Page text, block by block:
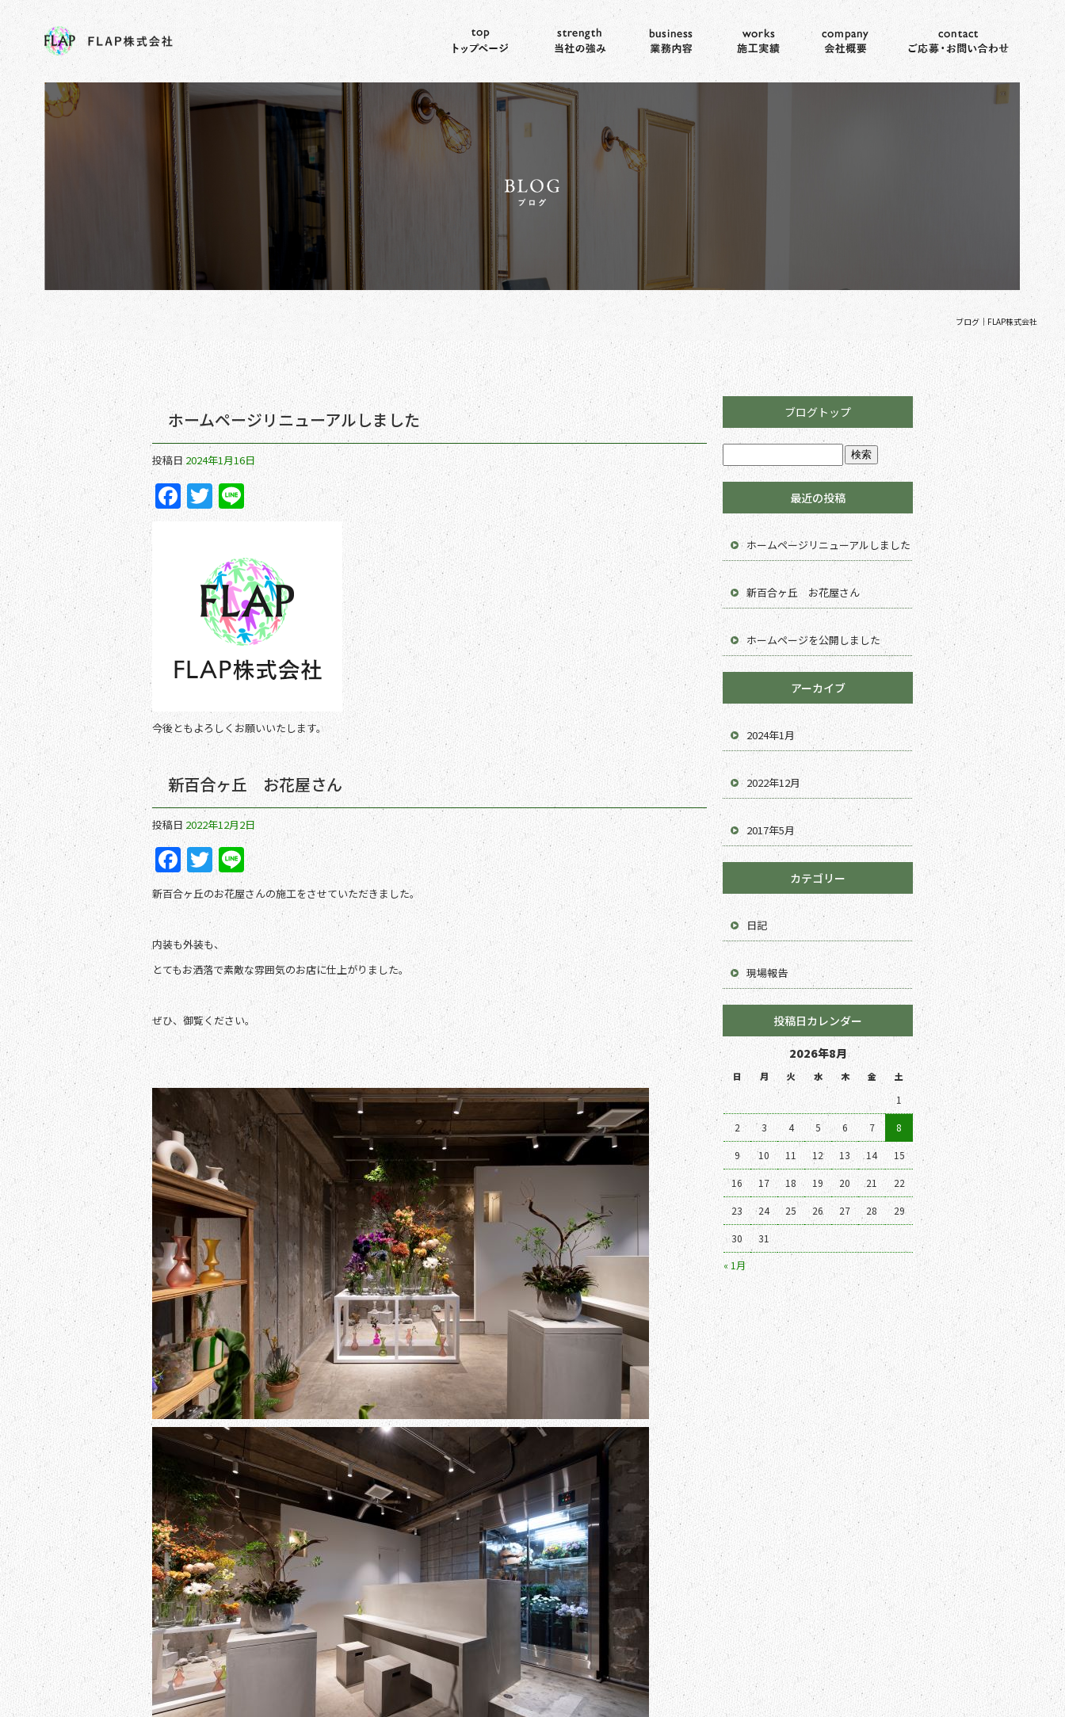
ブログ｜FLAP株式会社
ホームページリニューアルしました
投稿日 2024年1月16日
F
a
k
T
w
er
Li
n
今後ともよろしくお願いいたします。
新百合ヶ丘 お花屋さん
投稿日 2022年12月2日
F
a
c
e
b
o
o
k
T
w
itt
er
Li
n
e
新百合ヶ丘のお花屋さんの施工をさせていただきました。
内装も外装も、
とてもお洒落で素敵な雰囲気のお店に仕上がりました。
ぜひ、御覧ください。
ブログトップ
最近の投稿
ホームページリニューアルしました
新百合ヶ丘 お花屋さん
ホームページを公開しました
アーカイブ
2024年1月
2022年12月
2017年5月
カテゴリー
日記
現場報告
投稿日カレンダー
2026年8月
日 月 火 水 木 金 土
« 1月
1
2 3 4 5 6 7 8
9 10 11 12 13 14 15
16 17 18 19 20 21 22
23 24 25 26 27 28 29
30 31